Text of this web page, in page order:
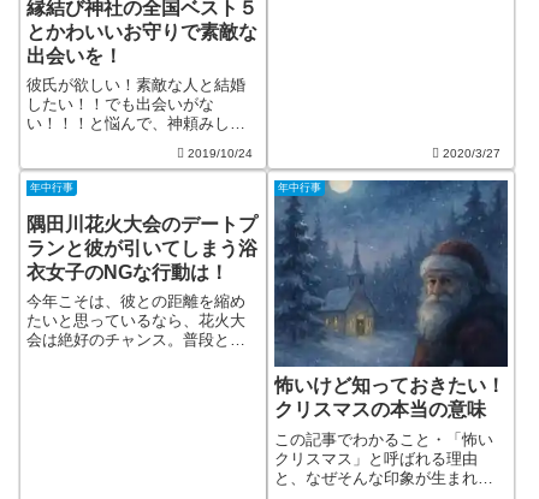
縁結び神社の全国ベスト５
とかわいいお守りで素敵な
出会いを！
彼氏が欲しい！素敵な人と結婚
したい！！でも出会いがな
い！！！と悩んで、神頼みした
頼み、大いに結構だと思いま
す。でも、縁結びの神様にお願
いに行きたい…と思ってもどこ
に行けばいいのか、人気の神社
はどこなのか、実際に効...
2019/10/24 2020/3/27
年中行事
隅田川花火大会のデートプ
ランと彼が引いてしまう浴
衣女子のNGな行動は！
今年こそは、彼との距離を縮め
たいと思っているなら、花火大
会は絶好のチャンス。普段とは
年中行事
怖いけど知っておきたい！
クリスマスの本当の意味
この記事でわかること・「怖い
クリスマス」と呼ばれる理由
と、なぜそんな印象が生まれた